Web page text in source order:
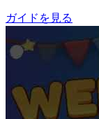
ガイドを見る